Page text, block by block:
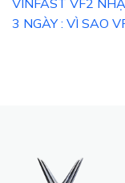
3 NGÀY : VÌ SAO